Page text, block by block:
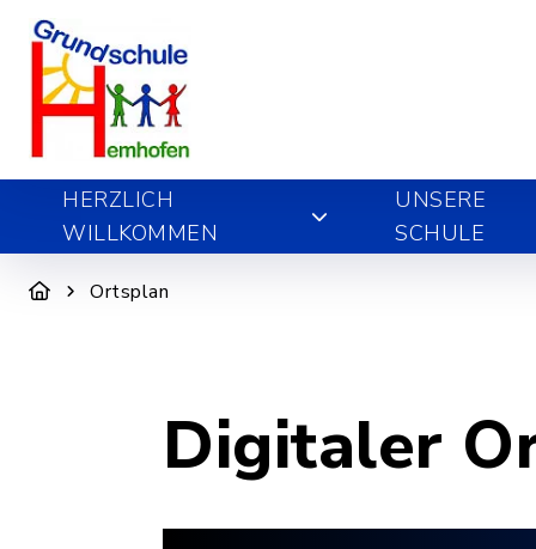
HERZLICH
WILLKOMMEN
UNSERE
SCHULE
Ortsplan
Digitaler